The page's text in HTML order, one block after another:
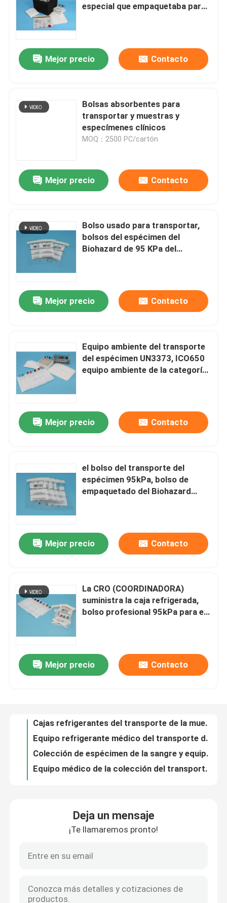
En casa
Los vídeos
Recorrido por la fábrica
Control de calidad
Solicitar una cita
bolso del transporte del espécimen 95kPa
especial que empaquetaba para
Mejor precio Contacto
Bolsas absorbentes para
transportar y muestras y
especímenes clínicos
MOQ：2500 PC/cartón
Mejor precio Contacto
Bolso usado para transportar,
bolsos del espécimen del
Biohazard de 95 KPa del
Mejor precio Contacto
Equipo ambiente del transporte
del espécimen UN3373, ICO650
equipo ambiente de la categoría
Mejor precio Contacto
el bolso del transporte del
espécimen 95kPa, bolso de
empaquetado del Biohazard
Mejor precio Contacto
La CRO (COORDINADORA)
suministra la caja refrigerada,
bolso profesional 95kPa para el
Mejor precio Contacto
Caja del espécimen, colección de espécimen y equipo médicos herméticos del transporte
Equipo médico de la colección del transporte de la muestra de sangre, equipo del aislamiento del transporte del espécimen
Equipos portátiles de la conveniencia del transporte del espécimen y equipos no tóxicos estéril de la colección
Los especímenes interinos de la conveniencia transportan la caja de la colección de los equipos/muestra de sangre
Deja un mensaje
¡Te llamaremos pronto!